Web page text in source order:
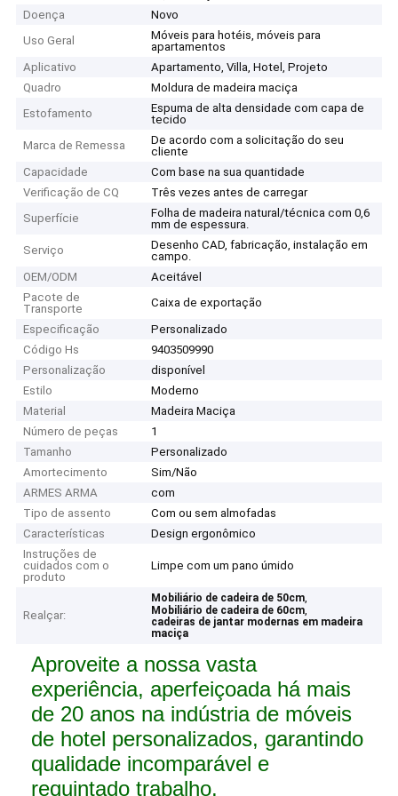
Doença
Novo
Uso Geral
Móveis para hotéis, móveis para
apartamentos
Aplicativo
Apartamento, Villa, Hotel, Projeto
Quadro
Moldura de madeira maciça
Estofamento
Espuma de alta densidade com capa de
tecido
Marca de Remessa
De acordo com a solicitação do seu
cliente
Capacidade
Com base na sua quantidade
Verificação de CQ
Três vezes antes de carregar
Superfície
Folha de madeira natural/técnica com 0,6
mm de espessura.
Serviço
Desenho CAD, fabricação, instalação em
campo.
OEM/ODM
Aceitável
Pacote de
Transporte
Caixa de exportação
Especificação
Personalizado
Código Hs
9403509990
Personalização
disponível
Estilo
Moderno
Material
Madeira Maciça
Número de peças
1
Tamanho
Personalizado
Amortecimento
Sim/Não
ARMES ARMA
com
Tipo de assento
Com ou sem almofadas
Características
Design ergonômico
Instruções de
cuidados com o
produto
Limpe com um pano úmido
Realçar:
Mobiliário de cadeira de 50cm,
Mobiliário de cadeira de 60cm,
cadeiras de jantar modernas em madeira
maciça
Aproveite a nossa vasta
experiência, aperfeiçoada há mais
de 20 anos na indústria de móveis
de hotel personalizados, garantindo
qualidade incomparável e
requintado trabalho.